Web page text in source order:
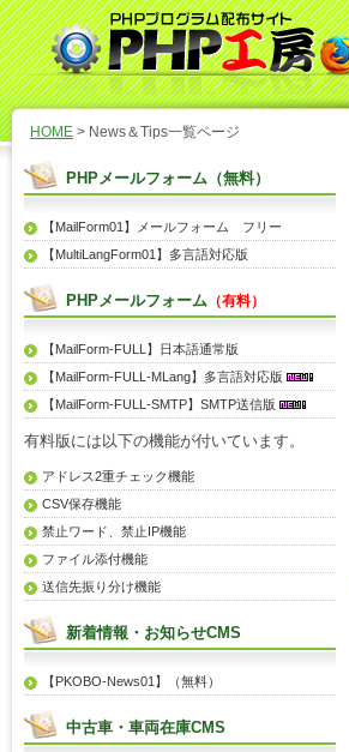
HOME > News＆Tips一覧ページ
PHPメールフォーム（無料）
【MailForm01】メールフォーム フリー
【MultiLangForm01】多言語対応版
PHPメールフォーム （有料）
【MailForm-FULL】日本語通常版
【MailForm-FULL-MLang】多言語対応版
【MailForm-FULL-SMTP】SMTP送信版
有料版には以下の機能が付いています。
アドレス2重チェック機能
CSV保存機能
禁止ワード、禁止IP機能
ファイル添付機能
送信先振り分け機能
新着情報・お知らせCMS
【PKOBO-News01】（無料）
中古車・車両在庫CMS